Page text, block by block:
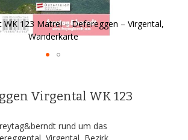
123 Matrei – Defereggen – Virgental,
Wanderkarte
Virgental WK 123
rund um das